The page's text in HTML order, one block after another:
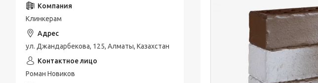
Клинкерам
ул. Джандарбекова, 125, Алматы, Казахстан
Роман Новиков